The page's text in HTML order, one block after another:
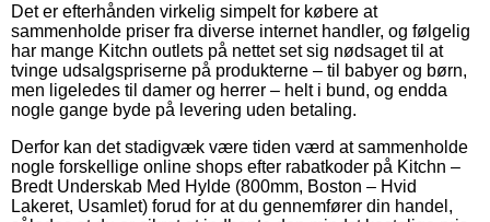
Det er efterhånden virkelig simpelt for købere at
sammenholde priser fra diverse internet handler, og følgelig
har mange Kitchn outlets på nettet set sig nødsaget til at
tvinge udsalgspriserne på produkterne – til babyer og børn,
men ligeledes til damer og herrer – helt i bund, og endda
nogle gange byde på levering uden betaling.
Derfor kan det stadigvæk være tiden værd at sammenholde
nogle forskellige online shops efter rabatkoder på Kitchn –
Bredt Underskab Med Hylde (800mm, Boston – Hvid
Lakeret, Usamlet) forud for at du gennemfører din handel,